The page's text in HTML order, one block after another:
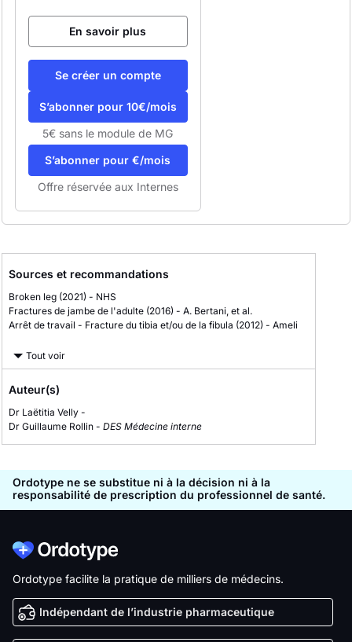
En savoir plus
Se créer un compte
S’abonner pour 10€/mois
5€ sans le module de MG
S’abonner pour €/mois
Offre réservée aux Internes
Sources et recommandations
Broken leg (2021) - NHS
Fractures de jambe de l'adulte (2016) - A. Bertani, et al.
Arrêt de travail - Fracture du tibia et/ou de la fibula (2012) - Ameli
Tout voir
Auteur(s)
Dr Laëtitia Velly -
Dr Guillaume Rollin - DES Médecine interne
Ordotype ne se substitue ni à la décision ni à la
responsabilité de prescription du professionnel de santé.
Ordotype facilite la pratique de milliers de médecins.
Indépendant de l’industrie pharmaceutique